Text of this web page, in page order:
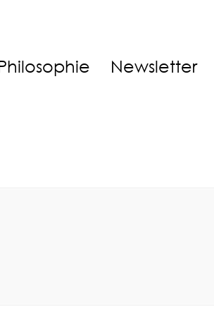
Newsletter